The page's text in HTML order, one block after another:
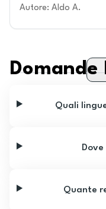
Autore: Aldo A.
Domande
Quali
Quante